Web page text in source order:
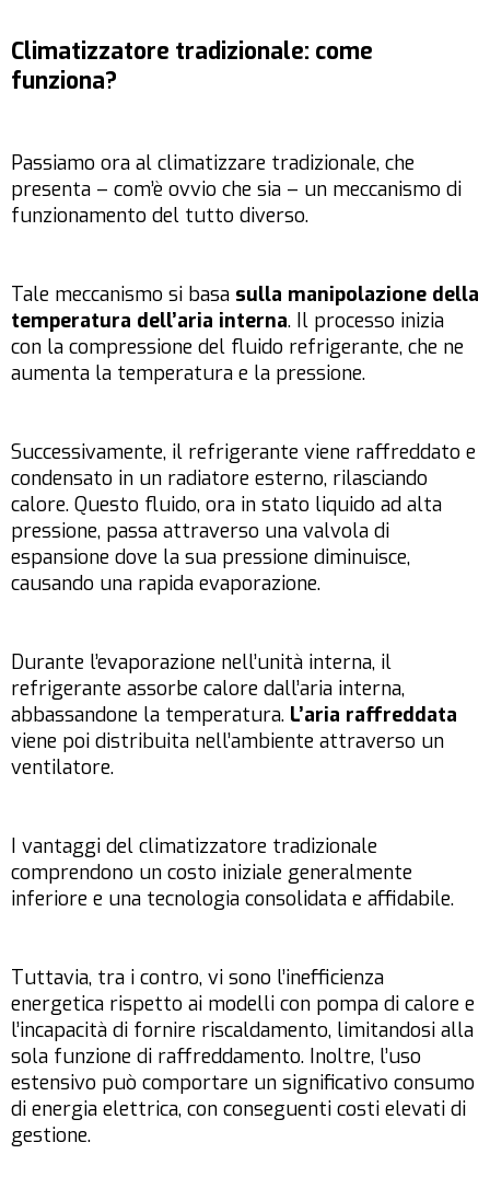
Climatizzatore tradizionale: come
funziona?
Passiamo ora al climatizzare tradizionale, che
presenta – com’è ovvio che sia – un meccanismo di
funzionamento del tutto diverso.
Tale meccanismo si basa sulla manipolazione della
temperatura dell’aria interna. Il processo inizia
con la compressione del fluido refrigerante, che ne
aumenta la temperatura e la pressione.
Successivamente, il refrigerante viene raffreddato e
condensato in un radiatore esterno, rilasciando
calore. Questo fluido, ora in stato liquido ad alta
pressione, passa attraverso una valvola di
espansione dove la sua pressione diminuisce,
causando una rapida evaporazione.
Durante l’evaporazione nell’unità interna, il
refrigerante assorbe calore dall’aria interna,
abbassandone la temperatura. L’aria raffreddata
viene poi distribuita nell’ambiente attraverso un
ventilatore.
I vantaggi del climatizzatore tradizionale
comprendono un costo iniziale generalmente
inferiore e una tecnologia consolidata e affidabile.
Tuttavia, tra i contro, vi sono l’inefficienza
energetica rispetto ai modelli con pompa di calore e
l’incapacità di fornire riscaldamento, limitandosi alla
sola funzione di raffreddamento. Inoltre, l’uso
estensivo può comportare un significativo consumo
di energia elettrica, con conseguenti costi elevati di
gestione.